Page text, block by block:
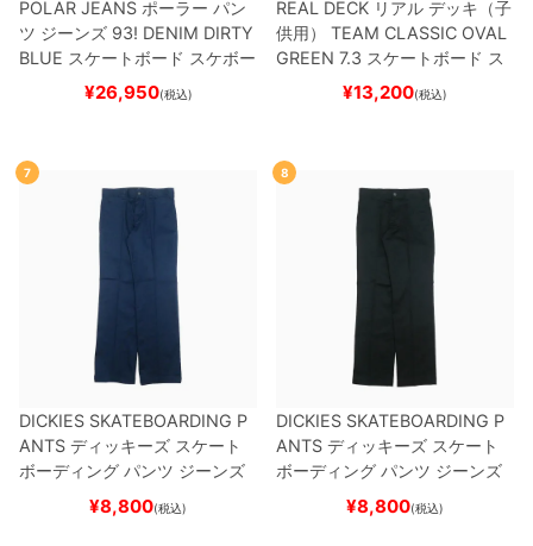
POLAR JEANS ポーラー パン
ツ ジーンズ 93! DENIM DIRTY
BLUE スケートボード スケボー
¥26,950(税込)
REAL DECK リアル デッキ（子
供用）
TEAM CLASSIC OVAL
GREEN 7.3 スケートボード ス
¥13,200(税込)
7
DICKIES SKATEBOARDING P
ANTS ディッキーズ スケート
ボーディング パンツ ジーンズ
SLIM FIT 30 LENGTH
スケートボード スケボ
¥8,800(税込)
8
DICKIES SKATEBOARDING P
ANTS ディッキーズ スケート
ボーディング パンツ ジーンズ
SLIM FIT 30 LENGTH
スケートボード スケボー
¥8,800(税込)